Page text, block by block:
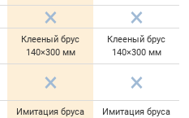
Клееный брус
140×300 мм
Клееный брус
140×300 мм
Имитация бруса
Имитация бруса